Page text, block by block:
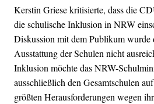
Kerstin Griese kritisierte, dass die
die schulische Inklusion in NRW
Diskussion mit dem Publikum wurde
Ausstattung der Schulen nicht
Inklusion möchte das NRW-
ausschließlich den Gesamtschulen
größten Herausforderungen wegen